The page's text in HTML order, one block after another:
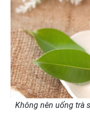
Không nên uống trà